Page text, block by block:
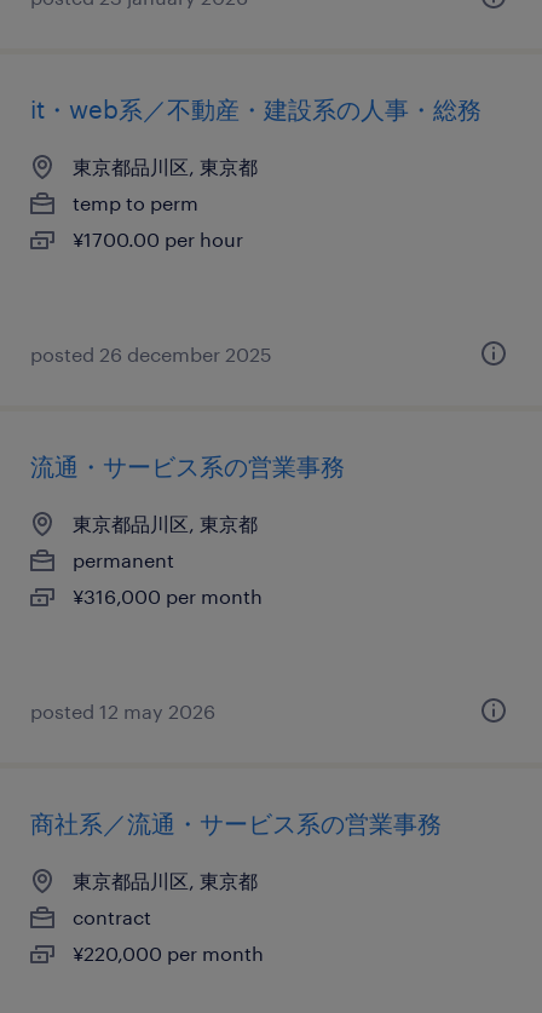
it・web系／不動産・建設系の人事・総務
東京都品川区, 東京都
temp to perm
¥1700.00 per hour
posted 26 december 2025
流通・サービス系の営業事務
東京都品川区, 東京都
permanent
¥316,000 per month
posted 12 may 2026
商社系／流通・サービス系の営業事務
東京都品川区, 東京都
contract
¥220,000 per month